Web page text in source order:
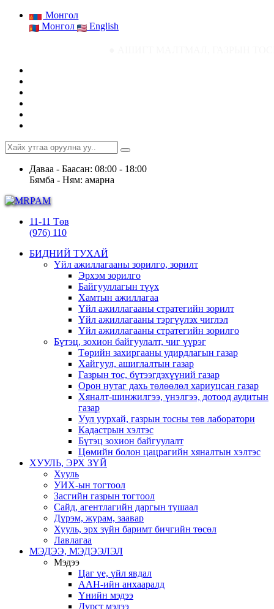
Монгол
Монгол
English
Даваа - Баасан: 08:00 - 18:00
Бямба - Ням: амарна
11-11 Төв
(976) 110
БИДНИЙ ТУХАЙ
Үйл ажиллагааны зорилго, зорилт
Эрхэм зорилго
Байгууллагын түүх
Хамтын ажиллагаа
Үйл ажиллагааны стратегийн зорилт
Үйл ажиллагааны тэргүүлэх чиглэл
Үйл ажиллагааны стратегийн зорилго
Бүтэц, зохион байгуулалт, чиг үүрэг
Төрийн захиргааны удирдлагын газар
Хайгуул, ашиглалтын газар
Газрын тос, бүтээгдэхүүний газар
Орон нутаг дахь төлөөлөл хариуцсан газар
Хяналт-шинжилгээ, үнэлгээ, дотоод аудитын
газар
Уул уурхай, газрын тосны төв лаборатори
Кадастрын хэлтэс
Бүтэц зохион байгуулалт
Цөмийн болон цацрагийн хяналтын хэлтэс
ХУУЛЬ, ЭРХ ЗҮЙ
Хууль
УИХ-ын тогтоол
Засгийн газрын тогтоол
Сайд, агентлагийн даргын тушаал
Дүрэм, журам, заавар
Хууль, эрх зүйн баримт бичгийн төсөл
Лавлагаа
МЭДЭЭ, МЭДЭЭЛЭЛ
Мэдээ
Цаг үе, үйл явдал
ААН-ийн анхааралд
Үнийн мэдээ
Дүрст мэдээ